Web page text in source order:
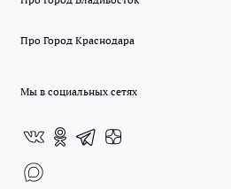
Про Город Краснодара
Мы в социальных сетях